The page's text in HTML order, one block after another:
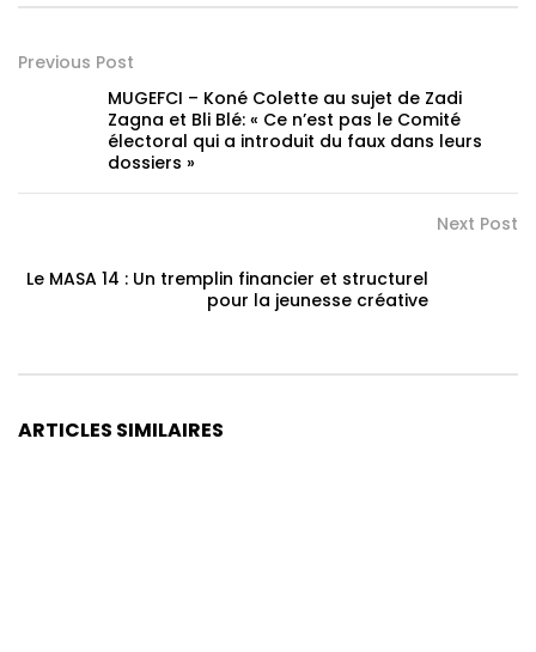
Previous Post
MUGEFCI – Koné Colette au sujet de Zadi
Zagna et Bli Blé: « Ce n’est pas le Comité
électoral qui a introduit du faux dans leurs
dossiers »
Next Post
Le MASA 14 : Un tremplin financier et structurel
pour la jeunesse créative
ARTICLES SIMILAIRES